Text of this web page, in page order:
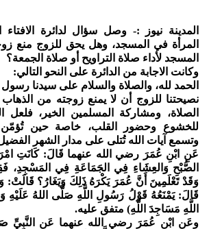
المدينة نيوز :- وصل سؤال لدائرة الافتاء
المرأة في المسجد، وهل يحق للزوج منع
المسجد لأداء صلاة التراويح أو صلاة الجمعة؟
وكانت الاجابة من الدائرة على النحو التالي:
الحمد لله، والصلاة والسلام على سيدنا رسول
نصيحتنا للزوج أن لا يمنع زوجته من
الصلاة، ومشاركة المسلمين الخير،
للخشوع وحضور القلب، خاصة حين تُؤمّن
وتسمع آيات الله تُتلى على مدار الشهر
عَنِ ابْنِ عُمَرَ رضي الله عنهما قَالَ: كَانَتِ
الصُّبْحِ وَالعِشَاءِ فِي الجَمَاعَةِ فِي المَسْجِدِ،
وَقَدْ تَعْلَمِينَ أَنَّ عُمَرَ يَكْرَهُ ذَلِكَ وَيَغَارُ؟ قَالَتْ:
قَالَ: يَمْنَعُهُ قَوْلُ رَسُولِ اللَّهِ صَلَّى اللهُ عَلَيْهِ
اللَّهِ مَسَاجِدَ اللَّهِ) متفق عليه.
وعَنِ ابْنِ عُمَرَ رضي الله عنهما عَنِ النَّبِيِّ